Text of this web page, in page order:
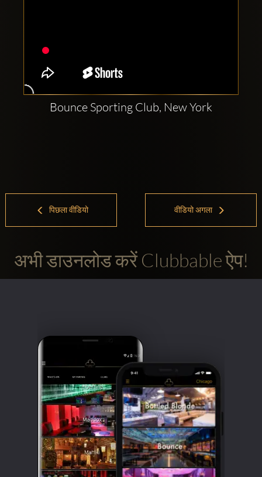
Bounce Sporting Club, New York
पिछला वीडियो वीडियो अगला
अभी डाउनलोड करें Clubbable ऐप!